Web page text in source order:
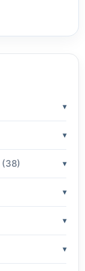
(38)